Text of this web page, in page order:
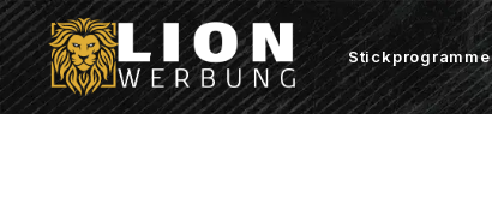
Stickprogramme